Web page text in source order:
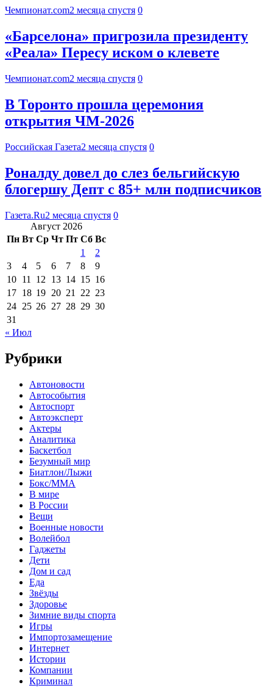
Чемпионат.com2 месяца спустя 0
«Барселона» пригрозила президенту
«Реала» Пересу иском о клевете
Чемпионат.com2 месяца спустя 0
В Торонто прошла церемония
открытия ЧМ-2026
Российская Газета2 месяца спустя 0
Роналду довел до слез бельгийскую
блогершу Депт с 85+ млн подписчиков
Газета.Ru2 месяца спустя 0
Август 2026
Пн Вт Ср Чт Пт Сб Вс
1
2
3
4 5 6 7 8
9
10 11 12 13 14 15 16
17 18 19 20 21 22 23
24 25 26 27 28 29 30
31
« Июл
Рубрики
Автоновости
Автособытия
Автоспорт
Автоэксперт
Актеры
Аналитика
Баскетбол
Безумный мир
Биатлон/Лыжи
Бокс/MMA
В мире
В России
Вещи
Военные новости
Волейбол
Гаджеты
Дети
Дом и сад
Еда
Звёзды
Здоровье
Зимние виды спорта
Игры
Импортозамещение
Интернет
Истории
Компании
Криминал